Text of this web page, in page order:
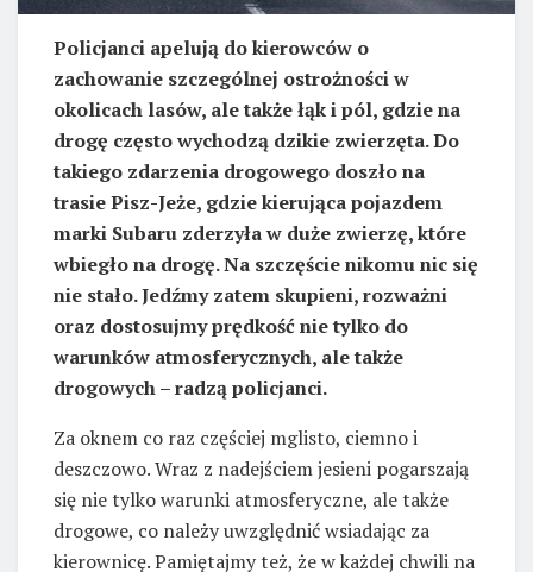
Policjanci apelują do kierowców o
zachowanie szczególnej ostrożności w
okolicach lasów, ale także łąk i pól, gdzie na
drogę często wychodzą dzikie zwierzęta. Do
takiego zdarzenia drogowego doszło na
trasie Pisz-Jeże, gdzie kierująca pojazdem
marki Subaru zderzyła w duże zwierzę, które
wbiegło na drogę. Na szczęście nikomu nic się
nie stało. Jedźmy zatem skupieni, rozważni
oraz dostosujmy prędkość nie tylko do
warunków atmosferycznych, ale także
drogowych – radzą policjanci.
Za oknem co raz częściej mglisto, ciemno i
deszczowo. Wraz z nadejściem jesieni pogarszają
się nie tylko warunki atmosferyczne, ale także
drogowe, co należy uwzględnić wsiadając za
kierownicę. Pamiętajmy też, że w każdej chwili na